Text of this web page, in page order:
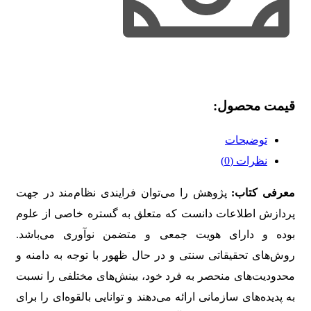
قیمت محصول:​
توضیحات
نظرات (0)
معرفی کتاب: پژوهش را می‌توان فرایندی نظام‌مند در جهت
پردازش اطلاعات دانست که متعلق به گستره خاصی از علوم
بوده و دارای هویت جمعی و متضمن نوآوری می‌باشد.
روش‌های تحقیقاتی سنتی و در حال ظهور با توجه به دامنه و
محدودیت‌های منحصر به فرد خود، بینش‌های مختلفی را نسبت
به پدیده‌های سازمانی ارائه می‌دهند و توانایی بالقوه‌ای را برای